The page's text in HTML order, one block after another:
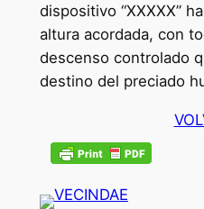
dispositivo “XXXXX”
altura acordada, con
descenso controlado
destino del preciado